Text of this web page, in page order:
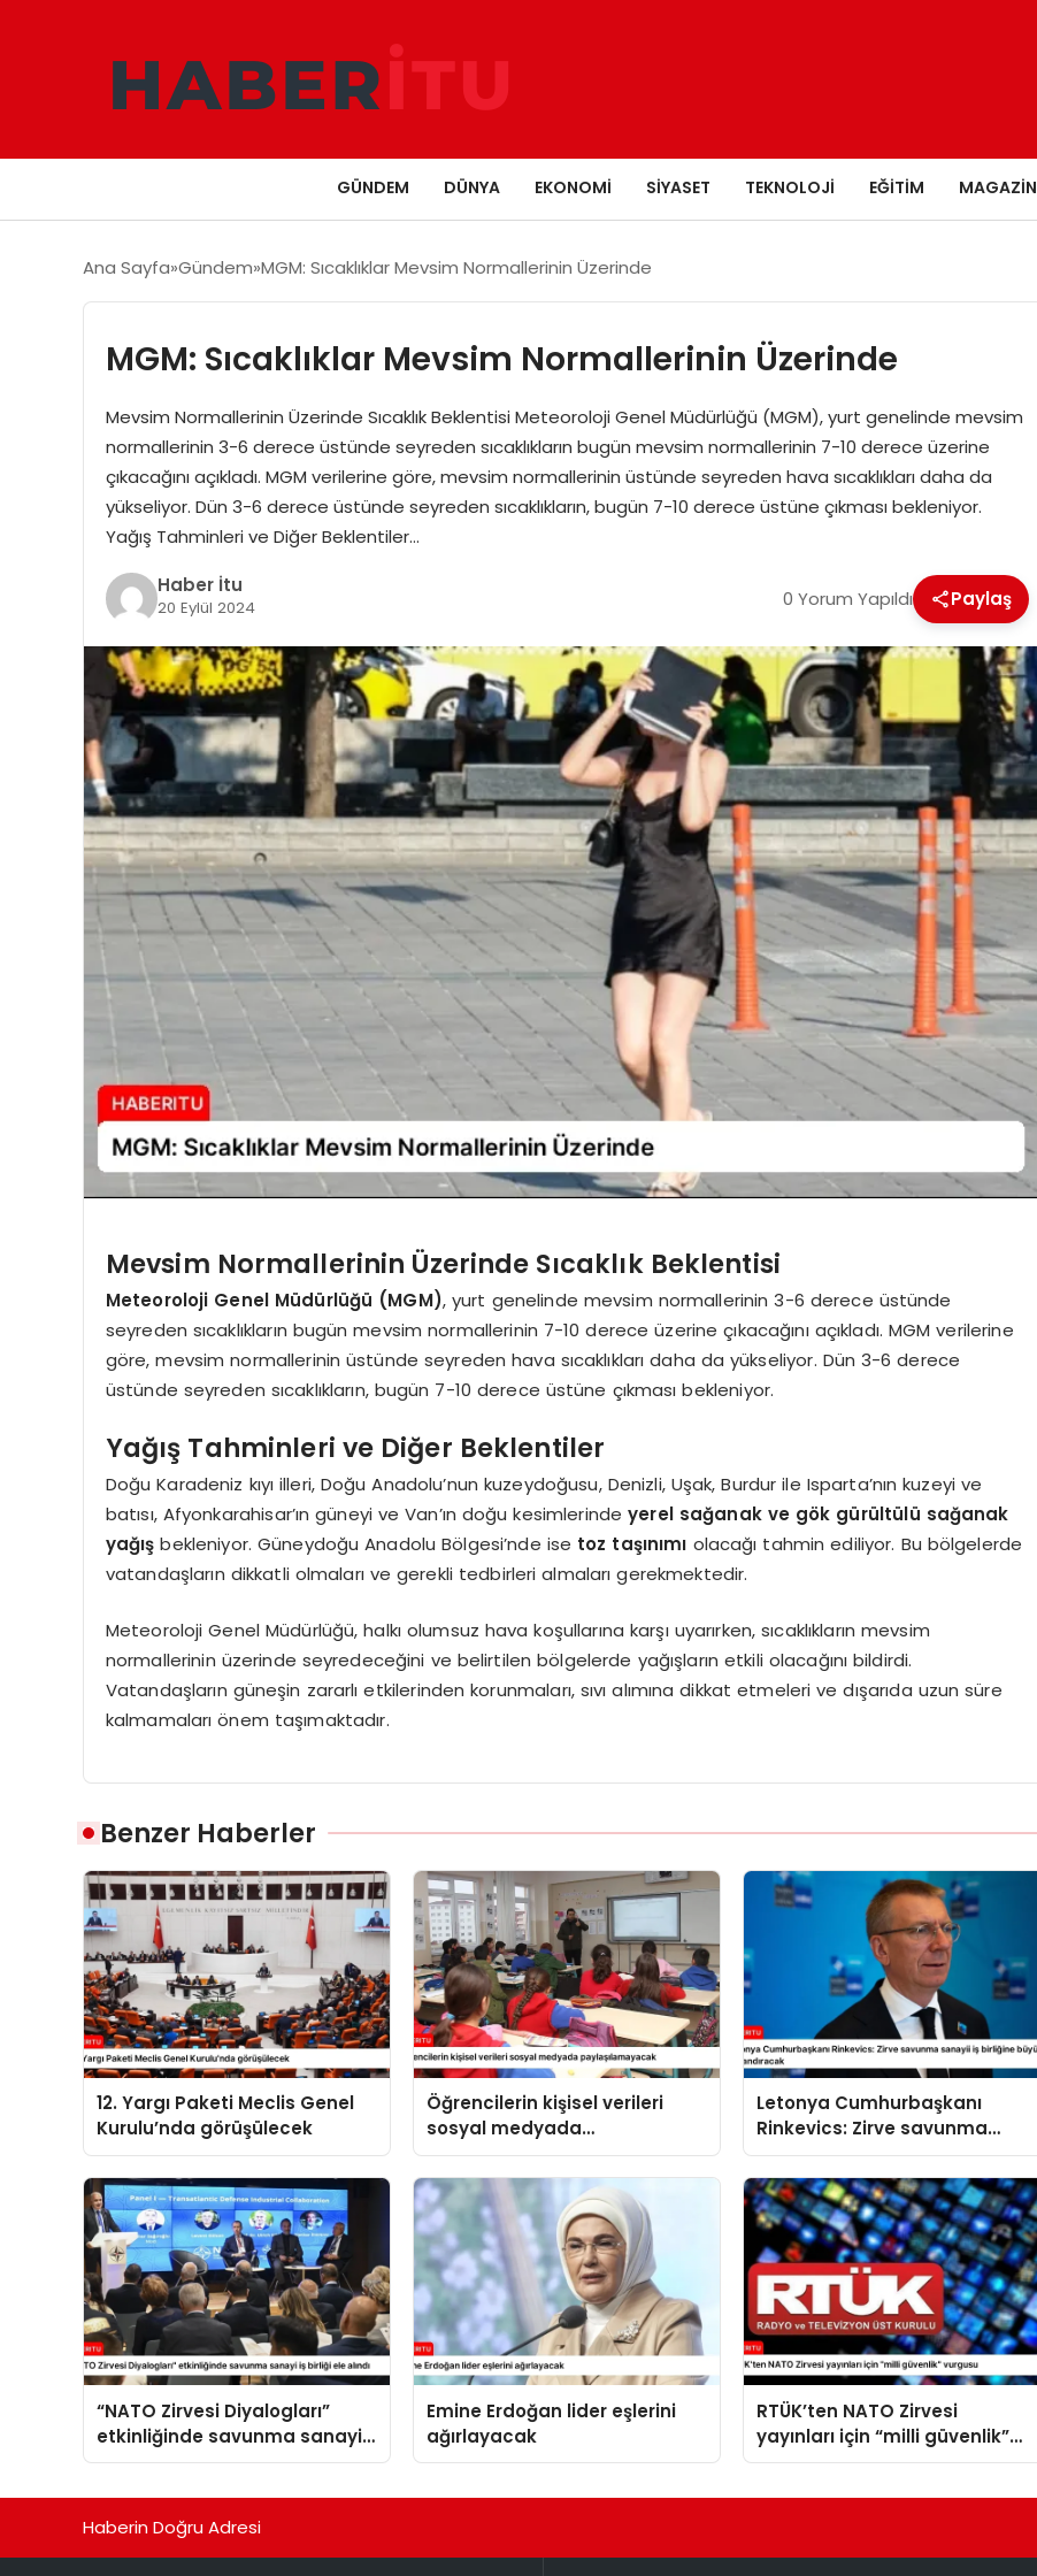
GÜNDEM DÜNYA EKONOMI SIYASET TEKNOLOJI EĞITIM MAGAZIN
Ana Sayfa Gündem MGM: Sıcaklıklar Mevsim Normallerinin Üzerinde
MGM: Sıcaklıklar Mevsim Normallerinin Üzerinde
Mevsim Normallerinin Üzerinde Sıcaklık Beklentisi Meteoroloji Genel Müdürlüğü (MGM), yurt genelinde mevsim
normallerinin 3-6 derece üstünde seyreden sıcaklıkların bugün mevsim normallerinin 7-10 derece üzerine
çıkacağını açıkladı. MGM verilerine göre, mevsim normallerinin üstünde seyreden hava sıcaklıkları daha da
yükseliyor. Dün 3-6 derece üstünde seyreden sıcaklıkların, bugün 7-10 derece üstüne çıkması bekleniyor.
Yağış Tahminleri ve Diğer Beklentiler…
Haber İtu
20 Eylül 2024 0 Yorum Yapıldı Paylaş
Mevsim Normallerinin Üzerinde Sıcaklık Beklentisi
Meteoroloji Genel Müdürlüğü (MGM), yurt genelinde mevsim normallerinin 3-6 derece üstünde
seyreden sıcaklıkların bugün mevsim normallerinin 7-10 derece üzerine çıkacağını açıkladı. MGM verilerine
göre, mevsim normallerinin üstünde seyreden hava sıcaklıkları daha da yükseliyor. Dün 3-6 derece
üstünde seyreden sıcaklıkların, bugün 7-10 derece üstüne çıkması bekleniyor.
Yağış Tahminleri ve Diğer Beklentiler
Doğu Karadeniz kıyı illeri, Doğu Anadolu’nun kuzeydoğusu, Denizli, Uşak, Burdur ile Isparta’nın kuzeyi ve
batısı, Afyonkarahisar’ın güneyi ve Van’ın doğu kesimlerindeyerel sağanak ve gök gürültülü sağanak
yağış bekleniyor. Güneydoğu Anadolu Bölgesi’nde ise toz taşınımı olacağı tahmin ediliyor. Bu bölgelerde
vatandaşların dikkatli olmaları ve gerekli tedbirleri almaları gerekmektedir.
Meteoroloji Genel Müdürlüğü, halkı olumsuz hava koşullarına karşı uyarırken, sıcaklıkların mevsim
normallerinin üzerinde seyredeceğini ve belirtilen bölgelerde yağışların etkili olacağını bildirdi.
Vatandaşların güneşin zararlı etkilerinden korunmaları, sıvı alımına dikkat etmeleri ve dışarıda uzun süre
kalmamaları önem taşımaktadır.
Benzer Haberler
12. Yargı Paketi Meclis Genel
Kurulu’nda görüşülecek
Öğrencilerin kişisel verileri
sosyal medyada
paylaşılamayacak
Letonya Cumhurbaşkanı
Rinkevics: Zirve savunma
sanayii iş birliğine büyük ivme
kazandıracak
“NATO Zirvesi Diyalogları”
etkinliğinde savunma sanayi
iş birliği ele alındı
Emine Erdoğan lider eşlerini
ağırlayacak
RTÜK’ten NATO Zirvesi
yayınları için “milli güvenlik”
vurgusu
Haberin Doğru Adresi